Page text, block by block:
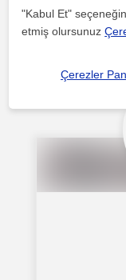
Diğer
"Kabul Et"
etmiş olursunuz
Çerezler